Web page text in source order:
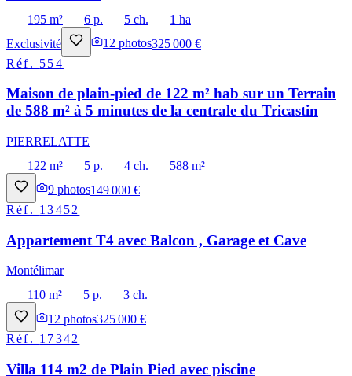
195 m²
6 p. 5 ch.
1 ha
Exclusivité
12 photos325 000 €
Réf. 554
Maison de plain-pied de 122 m² hab sur un Terrain
de 588 m² à 5 minutes de la centrale du Tricastin
PIERRELATTE
122 m²
5 p. 4 ch.
588 m²
9 photos149 000 €
Réf. 13452
Appartement T4 avec Balcon , Garage et Cave
Montélimar
110 m²
5 p.
3 ch.
12 photos325 000 €
Réf. 17342
Villa 114 m2 de Plain Pied avec piscine